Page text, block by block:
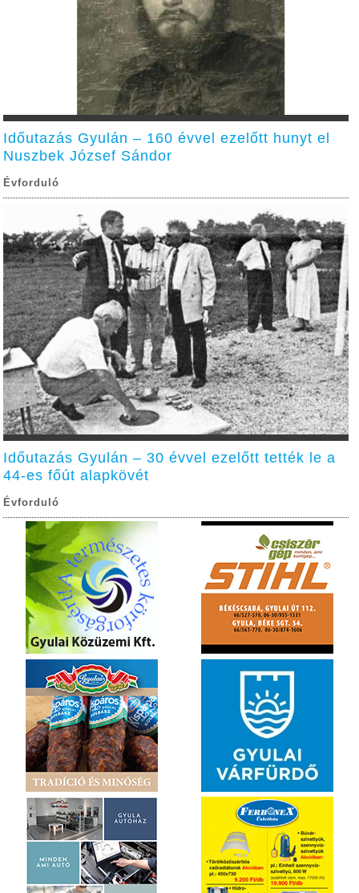
Időutazás Gyulán – 160 évvel ezelőtt hunyt el
Nuszbek József Sándor
Évforduló
Időutazás Gyulán – 30 évvel ezelőtt tették le a
44-es főút alapkövét
Évforduló